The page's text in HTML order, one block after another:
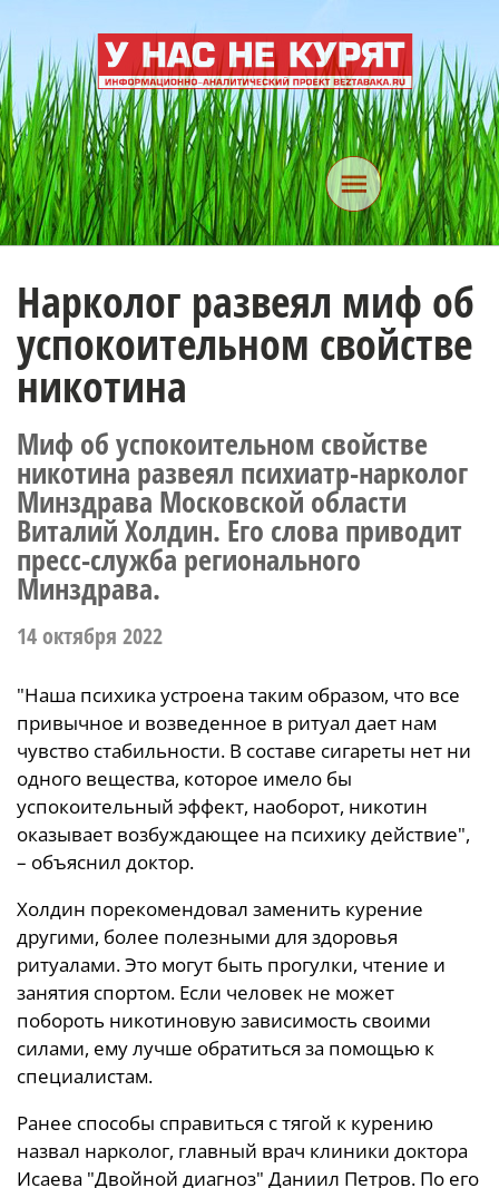
Нарколог развеял миф об
успокоительном свойстве
никотина
Миф об успокоительном свойстве
никотина развеял психиатр-нарколог
Минздрава Московской области
Виталий Холдин. Его слова приводит
пресс-служба регионального
Минздрава.
14 октября 2022
"Наша психика устроена таким образом, что все
привычное и возведенное в ритуал дает нам
чувство стабильности. В составе сигареты нет ни
одного вещества, которое имело бы
успокоительный эффект, наоборот, никотин
оказывает возбуждающее на психику действие",
– объяснил доктор.
Холдин порекомендовал заменить курение
другими, более полезными для здоровья
ритуалами. Это могут быть прогулки, чтение и
занятия спортом. Если человек не может
побороть никотиновую зависимость своими
силами, ему лучше обратиться за помощью к
специалистам.
Ранее способы справиться с тягой к курению
назвал нарколог, главный врач клиники доктора
Исаева "Двойной диагноз" Даниил Петров. По его